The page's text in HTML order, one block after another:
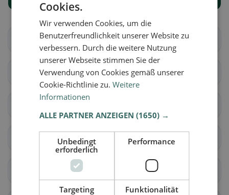
Brig-Glis Eggerberg
Naters Ried-Brig
Zwischbergen Ardon
Orsières
Cookies.
Wir verwenden Cookies, um die
Benutzerfreundlichkeit unserer Website zu
verbessern. Durch die weitere Nutzung
unserer Webseite stimmen Sie der
Verwendung von Cookies gemäß unserer
Cookie-Richtlinie zu.Weitere
Informationen
ALLE PARTNER ANZEIGEN(1650) →
Unbedingt
erforderlich
Performance
Targeting Funktionalität